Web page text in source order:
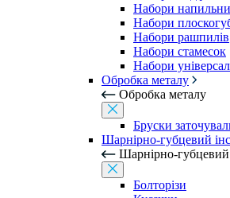
Набори
Набори
Набори рашпилів
Набори стамесок
Набори
Обробка металу
Обробка металу
Бруски
Шарнірно-губцевий
Шарнірно-губцевий
Болторізи